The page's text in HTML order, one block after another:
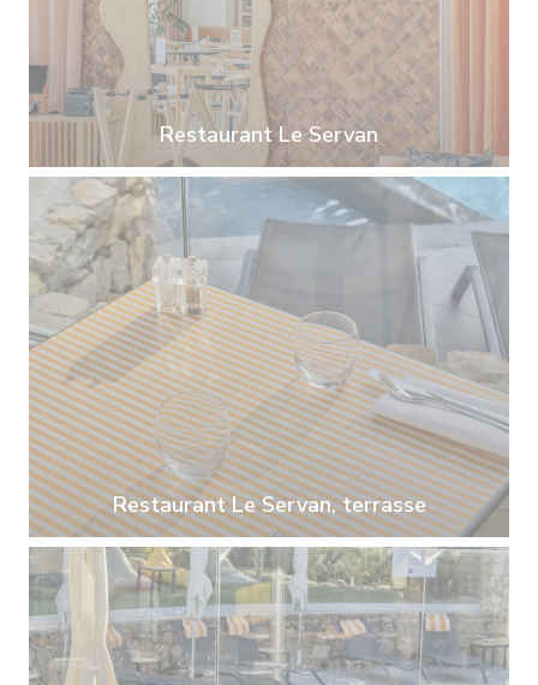
Restaurant Le Servan
Restaurant Le Servan, terrasse